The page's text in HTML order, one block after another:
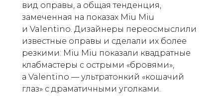
вид оправы, а общая тенденция,
замеченная на показах Miu Miu
и Valentino. Дизайнеры переосмыслили
известные оправы и сделали их более
резкими: Miu Miu показали квадратные
клабмастеры с острыми «бровями»,
а Valentino — ультратонкий «кошачий
глаз» c драматичными уголками.